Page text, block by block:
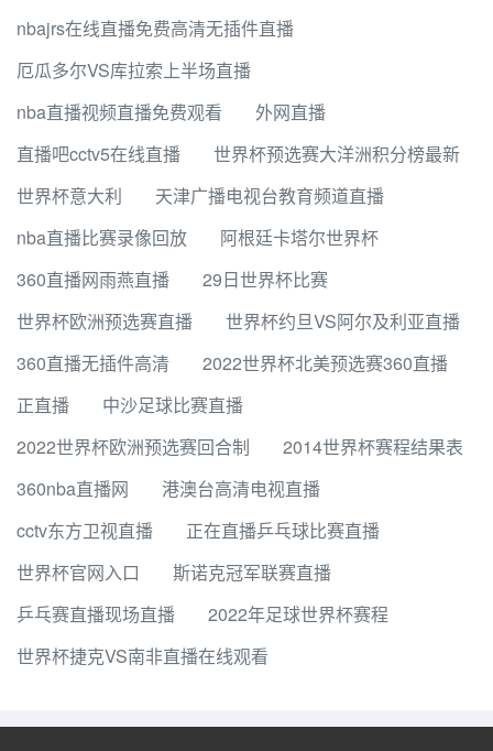
nbajrs在线直播免费高清无插件直播
厄瓜多尔VS库拉索上半场直播
nba直播视频直播免费观看
外网直播
直播吧cctv5在线直播
世界杯预选赛大洋洲积分榜最新
世界杯意大利
天津广播电视台教育频道直播
nba直播比赛录像回放
阿根廷卡塔尔世界杯
360直播网雨燕直播
29日世界杯比赛
世界杯欧洲预选赛直播
世界杯约旦VS阿尔及利亚直播
360直播无插件高清
2022世界杯北美预选赛360直播
正直播
中沙足球比赛直播
2022世界杯欧洲预选赛回合制
2014世界杯赛程结果表
360nba直播网
港澳台高清电视直播
cctv东方卫视直播
正在直播乒乓球比赛直播
世界杯官网入口
斯诺克冠军联赛直播
乒乓赛直播现场直播
2022年足球世界杯赛程
世界杯捷克VS南非直播在线观看